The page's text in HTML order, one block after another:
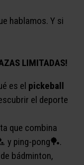
hablamos. Y si
LIMITADAS!
es el pickeball
el deporte
que combina
y ping-pong🏓.
bádminton,